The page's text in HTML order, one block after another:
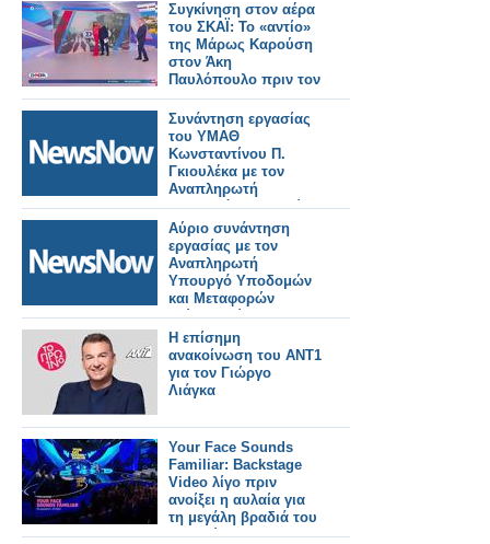
Συγκίνηση στον αέρα
του ΣΚΑΪ: Το «αντίο»
της Μάρως Καρούση
στον Άκη
Παυλόπουλο πριν τον
ΑΝΤ1
Συνάντηση εργασίας
του ΥΜΑΘ
Κωνσταντίνου Π.
Γκιουλέκα με τον
Αναπληρωτή
Υπουργό Υποδομών
και Μεταφορών
Γιώργο Κώτσηρα.
Αύριο συνάντηση
εργασίας με τον
Αναπληρωτή
Υπουργό Υποδομών
και Μεταφορών
Γιώργο Κώτσηρα θα
έχει ο Κωνσταντίνος
Γκιουλέκας.
Η επίσημη
ανακοίνωση του ΑΝΤ1
για τον Γιώργο
Λιάγκα
Your Face Sounds
Familiar: Backstage
Video λίγο πριν
ανοίξει η αυλαία για
τη μεγάλη βραδιά του
Τελικού